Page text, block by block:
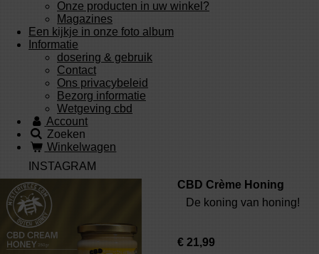
Onze producten in uw winkel?
Magazines
Een kijkje in onze foto album
Informatie
dosering & gebruik
Contact
Ons privacybeleid
Bezorg informatie
Wetgeving cbd
Account
Zoeken
Winkelwagen
INSTAGRAM
CBD Crème Honing
De koning van honing!
€ 21,99